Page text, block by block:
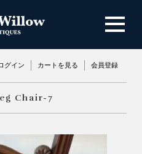
グイン カートを見る 会員登録
Chair-7